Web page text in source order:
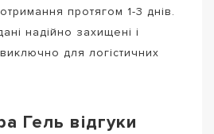
протягом 1-3 днів.
надійно захищені і
для логістичних
Гель відгуки